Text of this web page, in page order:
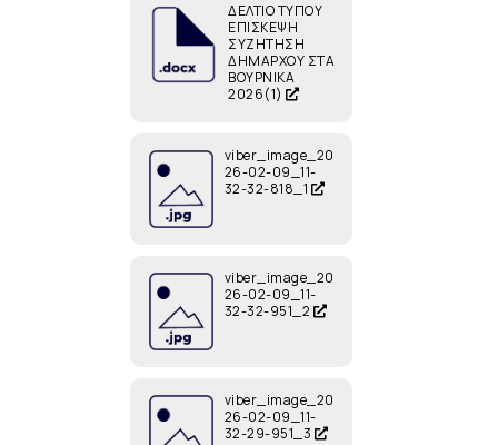
ΔΕΛΤΙΟ ΤΥΠΟΥ
ΕΠΙΣΚΕΨΗ
ΣΥΖΗΤΗΣΗ
ΔΗΜΑΡΧΟΥ ΣΤΑ
ΒΟΥΡΝΙΚΑ
2026(1)
viber_image_20
26-02-09_11-
32-32-818_1
viber_image_20
26-02-09_11-
32-32-951_2
viber_image_20
26-02-09_11-
32-29-951_3